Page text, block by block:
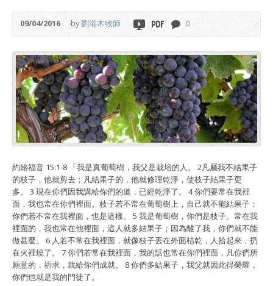
09/04/2016 by劉港木牧師 0
約翰福音 15:1-8 「我是真葡萄樹，我父是栽培的人。 2凡屬我不結果子
的枝子，他就剪去；凡結果子的，他就修理乾淨，使枝子結果子更
多。 3 現在你們因我講給你們的道，已經乾淨了。 4 你們要常在我裡
面，我也常在你們裡面。枝子若不常在葡萄樹上，自己就不能結果子；
你們若不常在我裡面，也是這樣。 5 我是葡萄樹，你們是枝子。常在我
裡面的，我也常在他裡面，這人就多結果子；因為離了我，你們就不能
做甚麼。 6 人若不常在我裡面，就像枝子丟在外面枯乾，人拾起來，扔
在火裡燒了。 7 你們若常在我裡面，我的話也常在你們裡面，凡你們所
願意的，祈求，就給你們成就。 8 你們多結果子，我父就因此得榮耀，
你們也就是我的門徒了。